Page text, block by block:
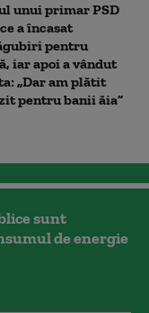
unui primar PSD
a încasat
pentru
iar apoi a vândut
„Dar am plătit
pentru banii ăia”
sunt
de energie